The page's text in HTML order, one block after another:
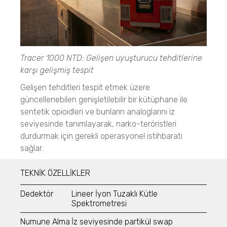
BELPYCNO
BELPYCNO L
Katalizör Analizleri
BELCAT II
BELMASS II
Kristalleşme Analizleri
Çözünürlük ve Kristalleşme
CrystalBreeder
Crystal16
Crystalline
Madde Tanımlama
Narkotik ve Patlayıcı Madde Tespiti
Resolve
Tracer 1000 NTD
Tracer 1000 ETD
Yoğunluk Ölçümü
BELPYCNO
BELPYCNO L
Katalizör Analizleri
BELCAT II
Kristalleşme Analizleri
CrystalBreeder
Crystal16
Crystalline
Hammadde Tanımlama ve Doğrulama
QuasIR™ 3000
QuasIR™ 4000
Kantitatif Analizler
Cıva Porozimetri
BELPORE
NeoScan
Micro CT 3D Görüntüleme
N60 micro-CT
N70 micro-CT
N80 micro-CT
N90 nano-CT
Oxford Lasers
VisiSize P15+
VisiSize N60maX
Semplor
Tracer 1000 NTD: Gelişen uyuşturucu tehditlerine
karşı gelişmiş tespit
Gelişen tehditleri tespit etmek üzere
güncellenebilen genişletilebilir bir kütüphane ile
sentetik opioidleri ve bunların analoglarını iz
seviyesinde tanımlayarak, narko-teröristleri
durdurmak için gerekli operasyonel istihbaratı
sağlar.
TEKNİK ÖZELLİKLER
Dedektör
Lineer İyon Tuzaklı Kütle
Spektrometresi
Numune Alma İz seviyesinde partikül swap